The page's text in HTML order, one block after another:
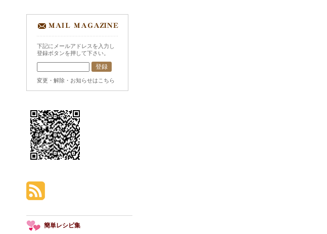
下記にメールアドレスを入力し
登録ボタンを押して下さい。
変更・解除・お知らせはこちら
簡単レシピ集